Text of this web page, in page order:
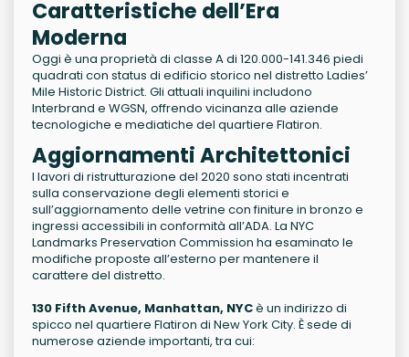
Caratteristiche dell’Era
Moderna
Oggi è una proprietà di classe A di 120.000-141.346 piedi
quadrati con status di edificio storico nel distretto Ladies’
Mile Historic District. Gli attuali inquilini includono
Interbrand e WGSN, offrendo vicinanza alle aziende
tecnologiche e mediatiche del quartiere Flatiron.
Aggiornamenti Architettonici
I lavori di ristrutturazione del 2020 sono stati incentrati
sulla conservazione degli elementi storici e
sull’aggiornamento delle vetrine con finiture in bronzo e
ingressi accessibili in conformità all’ADA. La NYC
Landmarks Preservation Commission ha esaminato le
modifiche proposte all’esterno per mantenere il
carattere del distretto.
130 Fifth Avenue, Manhattan, NYCè un indirizzo di
spicco nel quartiere Flatiron di New York City. È sede di
numerose aziende importanti, tra cui: